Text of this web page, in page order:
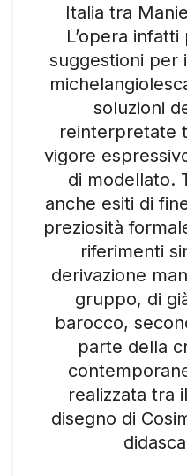
Italia tra
L’opera
suggestioni per
soluzioni
reinterpretate
vigore
di modellato.
anche esiti di
preziosità
riferimenti
derivazione
gruppo, di
barocco,
parte della
realizzata tra
disegno di